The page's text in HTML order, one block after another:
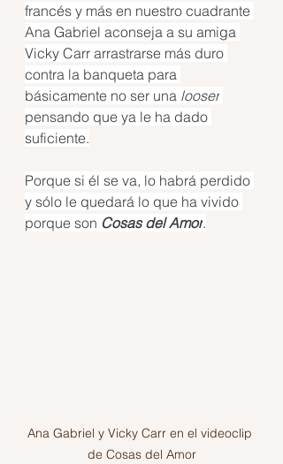
francés y más en nuestro cuadrante
Ana Gabriel aconseja a su amiga
Vicky Carr arrastrarse más duro
contra la banqueta para
básicamente no ser una looser
pensando que ya le ha dado
suficiente.
Porque si él se va, lo habrá perdido
y sólo le quedará lo que ha vivido
porque son Cosas del Amor.
Ana Gabriel y Vicky Carr en el videoclip
de Cosas del Amor